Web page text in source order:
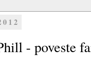
- poveste